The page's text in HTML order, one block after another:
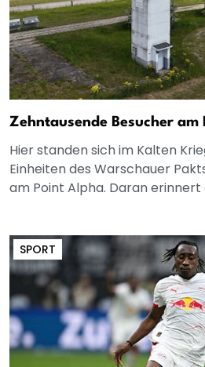
Zehntausende Besucher am
Hier standen sich im Kalten
Einheiten des Warschauer
am Point Alpha. Daran erinnert
SPORT